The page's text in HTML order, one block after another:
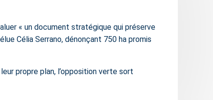
un document stratégique qui préserve
Célia Serrano, dénonçant 750 ha promis
propre plan, l’opposition verte sort